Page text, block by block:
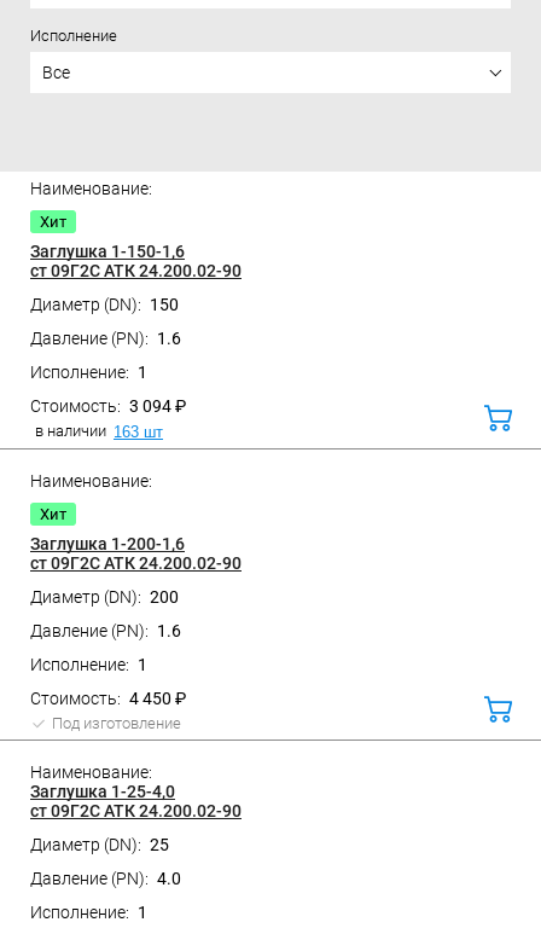
Исполнение
Все
Хит
Заглушка 1-150-1,6
ст 09Г2С АТК 24.200.02-90
150
1.6
1
3 094 ₽
в наличии 163 шт
Хит
Заглушка 1-200-1,6
ст 09Г2С АТК 24.200.02-90
200
1.6
1
4 450 ₽
Под изготовление
Заглушка 1-25-4,0
ст 09Г2С АТК 24.200.02-90
25
4.0
1